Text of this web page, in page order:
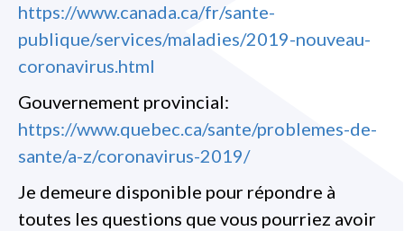
https://www.canada.ca/fr/sante-
publique/services/maladies/2019-nouveau-
coronavirus.html
Gouvernement provincial:
https://www.quebec.ca/sante/problemes-de-
sante/a-z/coronavirus-2019/
Je demeure disponible pour répondre à
toutes les questions que vous pourriez avoir